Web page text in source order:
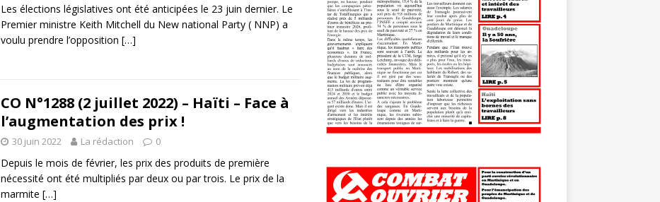
Les élections législatives ont été anticipées le 23 juin dernier. Le
Premier ministre Keith Mitchell du New national Party ( NNP) a
voulu prendre l’opposition […]
CO N°1288 (2 juillet 2022) – Haïti – Face à
l’augmentation des prix !
30 juin 2022 La rédaction 0
Depuis le mois de février, les prix des produits de première
nécessité ont été multipliés par deux ou par trois. Le prix de la
marmite […]